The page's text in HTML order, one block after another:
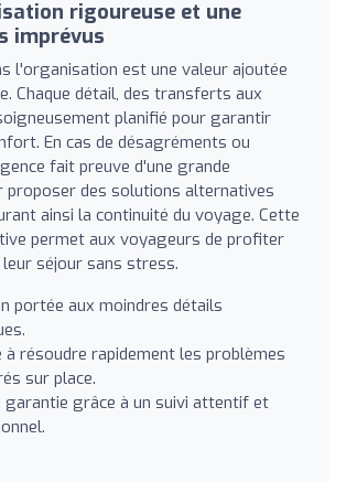
rigoureuse et une
imprévus
l'organisation est une valeur ajoutée
Chaque détail, des transferts aux
planifié pour garantir
En cas de désagréments ou
fait preuve d'une grande
proposer des solutions alternatives
ainsi la continuité du voyage. Cette
permet aux voyageurs de profiter
séjour sans stress.
portée aux moindres détails
à résoudre rapidement les problèmes
sur place.
garantie grâce à un suivi attentif et